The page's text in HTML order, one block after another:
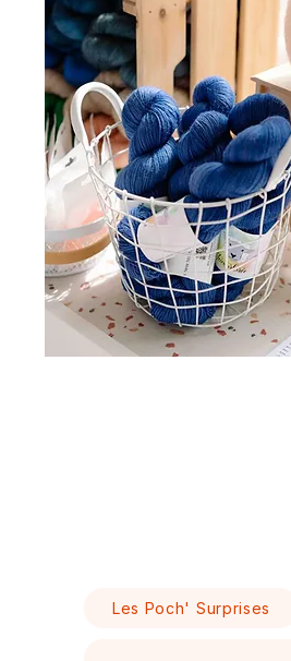
Les Poch' Surprises